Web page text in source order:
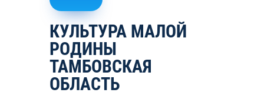
КУЛЬТУРА МАЛОЙ
РОДИНЫ
ТАМБОВСКАЯ
ОБЛАСТЬ